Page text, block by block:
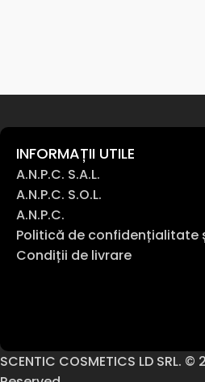
INFORMAȚII UTILE
A.N.P.C. S.A.L.
A.N.P.C. S.O.L.
A.N.P.C.
Politică de confidențialitate
Condiții de livrare
SCENTIC COSMETICS LD SRL.